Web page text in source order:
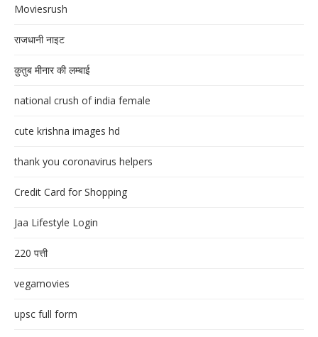
Moviesrush
राजधानी नाइट
क़ुतुब मीनार की लम्बाई
national crush of india female
cute krishna images hd
thank you coronavirus helpers
Credit Card for Shopping
Jaa Lifestyle Login
220 पत्ती
vegamovies
upsc full form